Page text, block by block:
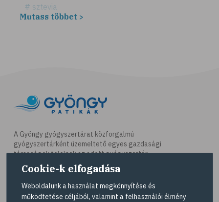
# sztevia
# fogadalom
# célkitűzés
# étkezési napló
# hal
# egészséges táplálkozás
# omega-3
# A-vitamin
Mutass többet >
A Gyöngy gyógyszertárat közforgalmú
gyógyszertárként üzemeltető egyes gazdasági
társaságok felelnek az adott gyógyszertár
működésért. A Gyöngy gyógyszertárak listáját és
elérhetőségeit a Gyógyszertár kereső
tekintheti meg.
Cookie-k elfogadása
Weboldalunk a használat megkönnyítése és
működtetése céljából, valamint a felhasználói élmény